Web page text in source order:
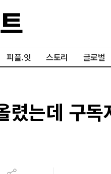
피플.잇 스토리 글로벌
는데 구독